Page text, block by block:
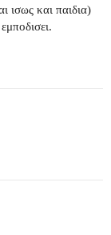
ισως και παιδια)